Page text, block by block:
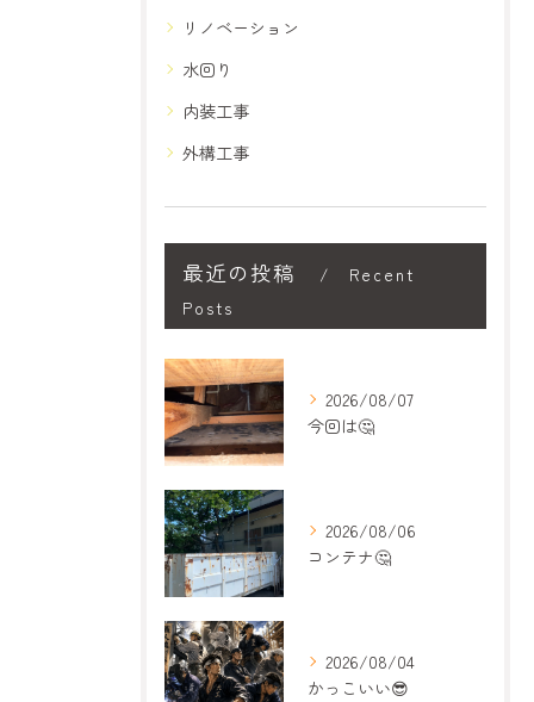
リノベーション
水回り
内装工事
外構工事
最近の投稿
Recent
Posts
2026/08/07
今回は🤔
2026/08/06
コンテナ🤔
2026/08/04
かっこいい😎